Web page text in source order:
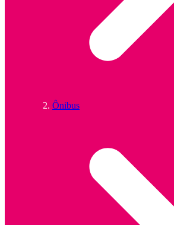
Ônibus